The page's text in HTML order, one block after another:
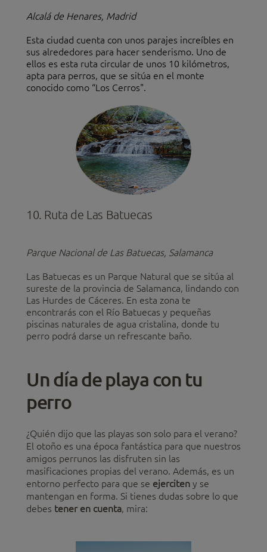
Alcalá de Henares, Madrid
Esta ciudad cuenta con unos parajes increíbles en
sus alrededores para hacer senderismo. Uno de
ellos es esta ruta circular de unos 10 kilómetros,
apta para perros, que se sitúa en el monte
conocido como “Los Cerros".
10. Ruta de Las Batuecas
Parque Nacional de Las Batuecas, Salamanca
Las Batuecas es un Parque Natural que se sitúa al
sureste de la provincia de Salamanca, lindando con
Las Hurdes de Cáceres. En esta zona te
encontrarás con el Río Batuecas y pequeñas
piscinas naturales de agua cristalina, donde tu
perro podrá darse un refrescante baño.
Un día de playa con tu
perro
¿Quién dijo que las playas son solo para el verano?
El otoño es una época fantástica para que nuestros
amigos perrunos las disfruten sin las
masificaciones propias del verano. Además, es un
entorno perfecto para que se ejerciten y se
mantengan en forma. Si tienes dudas sobre lo que
debes tener en cuenta , mira: